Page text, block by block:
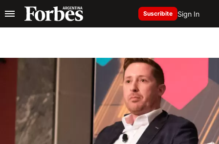
Suscribite Sign In